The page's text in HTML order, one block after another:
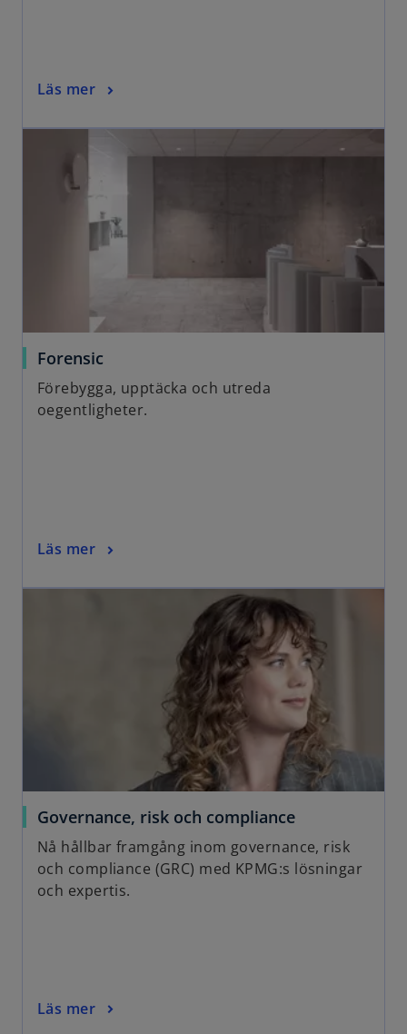
Läs mer
Forensic
Förebygga, upptäcka och utreda
oegentligheter.
Läs mer
Governance, risk och compliance
Nå hållbar framgång inom governance, risk
och compliance (GRC) med KPMG:s lösningar
och expertis.
Läs mer